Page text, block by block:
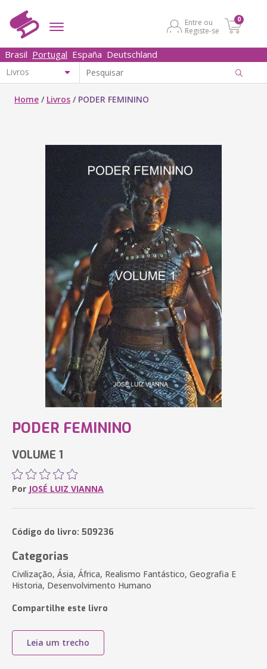
Entre ou
Registe-se
0
Brasil Portugal España Deutschland
Home / Livros / PODER FEMININO
PODER FEMININO
VOLUME 1
Por JOSÉ LUIZ VIANNA
Código do livro: 509236
Categorias
Civilização, Ásia, África, Realismo Fantástico, Geografia E
Historia, Desenvolvimento Humano
Compartilhe este livro
Leia um trecho